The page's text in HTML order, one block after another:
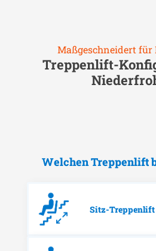
Maßgeschneidert für
Treppenlift-
Welchen Treppenlift
Sitz-Treppenlift